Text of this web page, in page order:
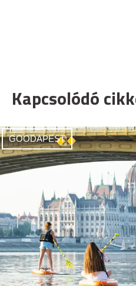
Kapcsolódó
GOODAPEST